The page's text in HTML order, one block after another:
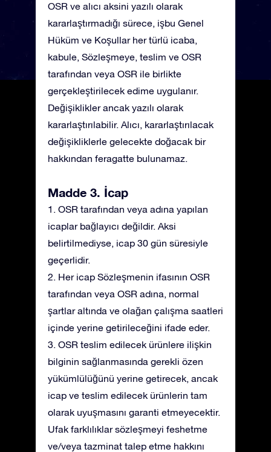
OSR ve alıcı aksini yazılı olarak
kararlaştırmadığı sürece, işbu Genel
Hüküm ve Koşullar her türlü icaba,
kabule, Sözleşmeye, teslim ve OSR
tarafından veya OSR ile birlikte
gerçekleştirilecek edime uygulanır.
Değişiklikler ancak yazılı olarak
kararlaştırılabilir. Alıcı, kararlaştırılacak
değişikliklerle gelecekte doğacak bir
hakkından feragatte bulunamaz.
Madde 3. İcap
1. OSR tarafından veya adına yapılan
icaplar bağlayıcı değildir. Aksi
belirtilmediyse, icap 30 gün süresiyle
geçerlidir.
2. Her icap Sözleşmenin ifasının OSR
tarafından veya OSR adına, normal
şartlar altında ve olağan çalışma saatleri
içinde yerine getirileceğini ifade eder.
3. OSR teslim edilecek ürünlere ilişkin
bilginin sağlanmasında gerekli özen
yükümlülüğünü yerine getirecek, ancak
icap ve teslim edilecek ürünlerin tam
olarak uyuşmasını garanti etmeyecektir.
Ufak farklılıklar sözleşmeyi feshetme
ve/veya tazminat talep etme hakkını